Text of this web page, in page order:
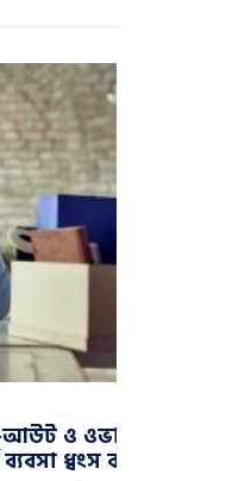
আউট ও ওভারস্টকিং
ধ্বংস করছে